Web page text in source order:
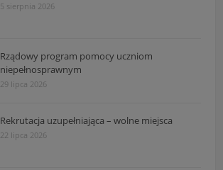
5 sierpnia 2026
Rządowy program pomocy uczniom
niepełnosprawnym
29 lipca 2026
Rekrutacja uzupełniająca – wolne miejsca
22 lipca 2026